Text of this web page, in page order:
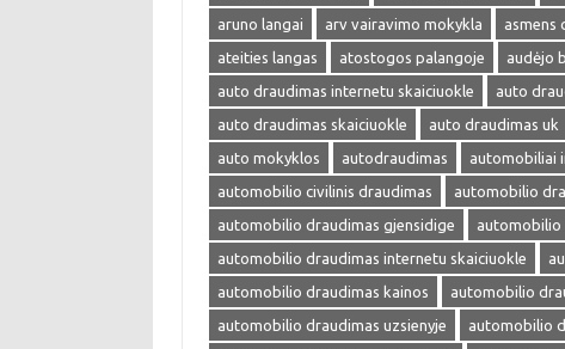
aruno langai
arv vairavimo mokykla asmens
ateities langas
atostogos palangoje audėjo
auto draudimas internetu skaiciuokle
auto
auto draudimas skaiciuokle
auto draudimas uk
auto mokyklos
autodraudimas automobiliai
automobilio civilinis draudimas
automobilio
automobilio draudimas gjensidige
automobilio
automobilio draudimas internetu skaiciuokle
automobilio draudimas kainos
automobilio
automobilio draudimas uzsienyje
automobilio